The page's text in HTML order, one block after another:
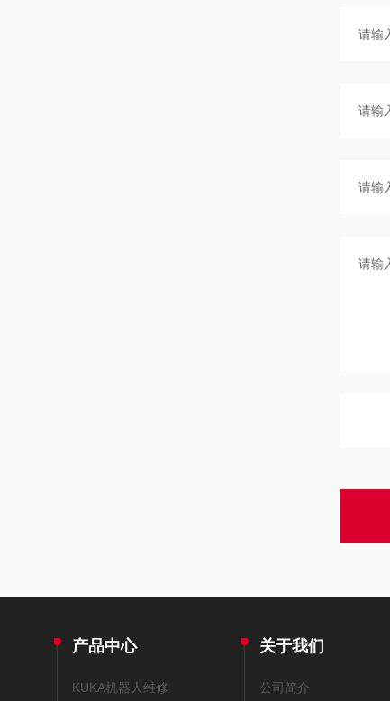
产品中心
KUKA机器人维修
关于我们
公司简介